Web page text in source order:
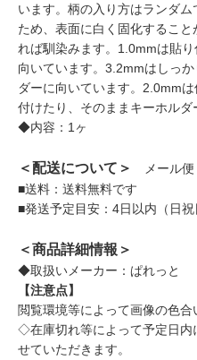
います。柄の入り方はランダ
ため、表面に白く固化するこ
れば馴染みます。1.0mmは貼
向いています。3.2mmはしっ
ダーに向いています。2.0mm
付けたり、そのままキーホルダ
◆内容：1ヶ
＜配送について＞
メール便
■送料：送料無料です
■発送予定目安：4日以内（日祝
＜商品詳細情報＞
◆取扱いメーカー：ぱれっと
【注意点】
閲覧環境等によって画像の色合
◇在庫切れ等によって予定日内
せていただきます。